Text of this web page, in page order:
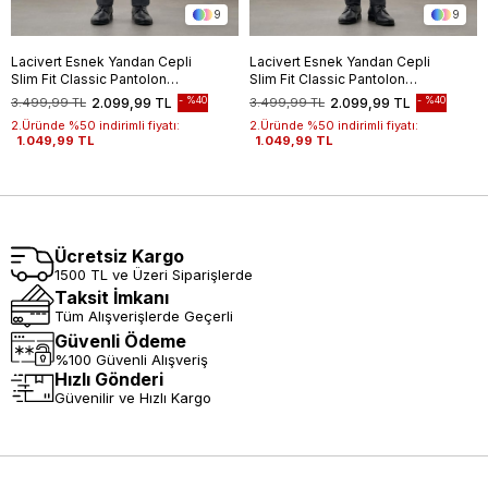
9
Lacivert Esnek Yandan Cepli
Slim Fit Classic Pantolon
1003245209 2.099,99 TL
3.499,99 TL %40
2.Üründe %50 indirimli fiyatı:
1.049,99 TL
9
Lacivert Esnek Yandan Cepli
Slim Fit Classic Pantolon
1003245209 2.099,99 TL
3.499,99 TL %40
2.Üründe %50 indirimli fiyatı:
1.049,99 TL
Ücretsiz Kargo
1500 TL ve Üzeri Siparişlerde
Taksit İmkanı
Tüm Alışverişlerde Geçerli
Güvenli Ödeme
%100 Güvenli Alışveriş
Hızlı Gönderi
Güvenilir ve Hızlı Kargo